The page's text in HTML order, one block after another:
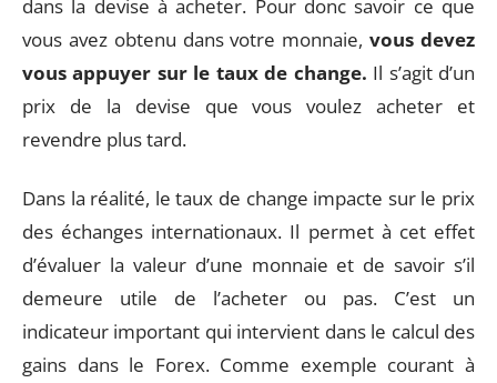
dans la devise à acheter. Pour donc savoir ce que
vous avez obtenu dans votre monnaie,vous devez
vous appuyer sur le taux de change. Il s’agit d’un
prix de la devise que vous voulez acheter et
revendre plus tard.
Dans la réalité, le taux de change impacte sur le prix
des échanges internationaux. Il permet à cet effet
d’évaluer la valeur d’une monnaie et de savoir s’il
demeure utile de l’acheter ou pas. C’est un
indicateur important qui intervient dans le calcul des
gains dans le Forex. Comme exemple courant à